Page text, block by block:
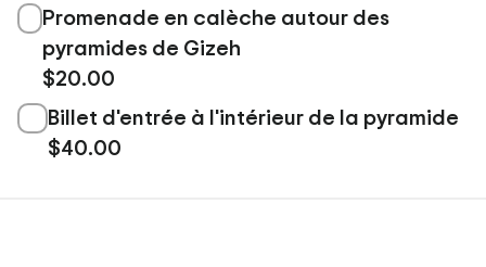
Promenade en calèche autour des
pyramides de Gizeh
$20.00
Billet d'entrée à l'intérieur de la pyramide
$40.00